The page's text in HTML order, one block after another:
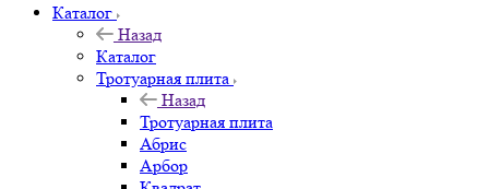
Каталог
Назад
Каталог
Тротуарная плита
Назад
Тротуарная плита
Абрис
Арбор